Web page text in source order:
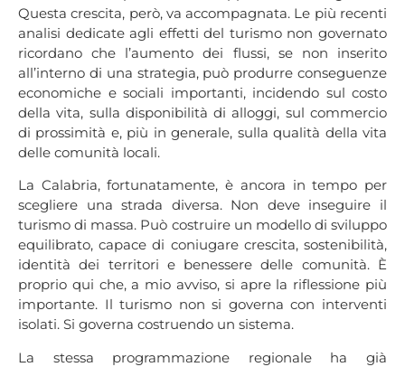
Questa crescita, però, va accompagnata. Le più recenti
analisi dedicate agli effetti del turismo non governato
ricordano che l’aumento dei flussi, se non inserito
all’interno di una strategia, può produrre conseguenze
economiche e sociali importanti, incidendo sul costo
della vita, sulla disponibilità di alloggi, sul commercio
di prossimità e, più in generale, sulla qualità della vita
delle comunità locali.
La Calabria, fortunatamente, è ancora in tempo per
scegliere una strada diversa. Non deve inseguire il
turismo di massa. Può costruire un modello di sviluppo
equilibrato, capace di coniugare crescita, sostenibilità,
identità dei territori e benessere delle comunità. È
proprio qui che, a mio avviso, si apre la riflessione più
importante. Il turismo non si governa con interventi
isolati. Si governa costruendo un sistema.
La stessa programmazione regionale ha già